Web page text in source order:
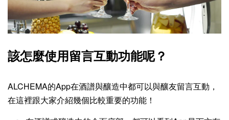
該怎麼使用留言互動功能呢？
ALCHEMA的App在酒譜與釀造中都可以與釀友留言互動，
在這裡跟大家介紹幾個比較重要的功能！